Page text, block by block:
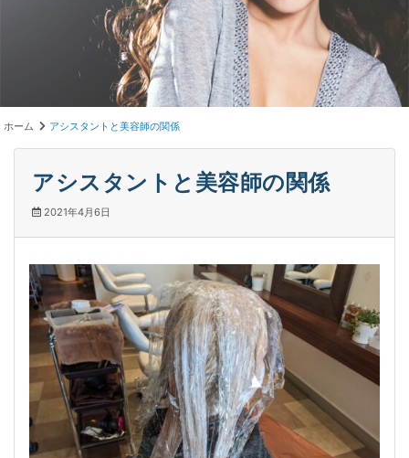
ホーム アシスタントと美容師の関係
アシスタントと美容師の関係
2021年4月6日